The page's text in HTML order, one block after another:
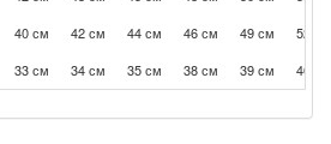
40 см 42 см 44 см 46 см 49 см
52 см
33 см 34 см 35 см 38 см 39 см 40 см